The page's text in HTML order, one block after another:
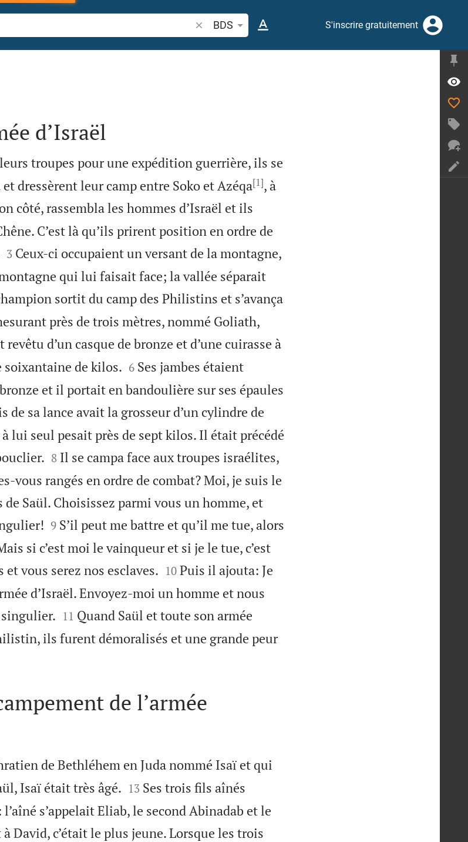
Recherche d'un verset biblique ou mot
BDS S'inscrire gratuitement
d’Israël
troupes pour une expédition guerrière, ils se
dressèrent leur camp entre Soko et Azéqa[1], à
côté, rassembla les hommes d’Israël et ils
C’est là qu’ils prirent position en ordre de

3 Ceux-ci occupaient un versant de la montagne,
qui lui faisait face; la vallée séparait
sortit du camp des Philistins et s’avança
près de trois mètres, nommé Goliath,
d’un casque de bronze et d’une cuirasse à
soixantaine de kilos.
6 Ses jambes étaient
et il portait en bandoulière sur ses épaules
de sa lance avait la grosseur d’un cylindre de
lui seul pesait près de sept kilos. Il était précédé

8 Il se campa face aux troupes israélites,
vous rangés en ordre de combat? Moi, je suis le
Saül. Choisissez parmi vous un homme, et

9 S’il peut me battre et qu’il me tue, alors
si c’est moi le vainqueur et si je le tue, c’est
vous serez nos esclaves.
10 Puis il ajouta: Je
d’Israël. Envoyez-moi un homme et nous

11 Quand Saül et toute son armée
ils furent démoralisés et une grande peur
de l’armée
de Bethléhem en Juda nommé Isaï et qui
Isaï était très âgé.
13 Ses trois fils aînés
s’appelait Eliab, le second Abinadab et le
David, c’était le plus jeune. Lorsque les trois